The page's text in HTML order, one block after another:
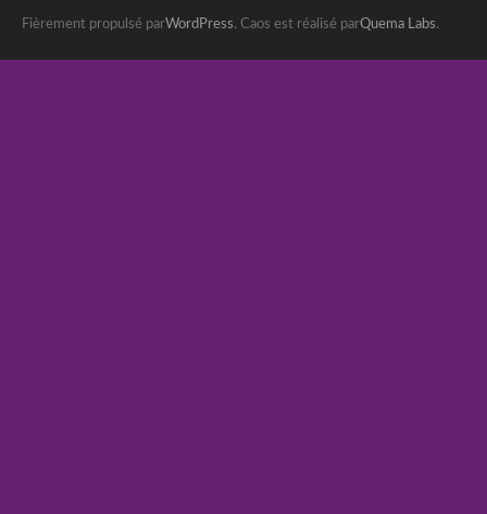
Fièrement propulsé parWordPress. Caos est réalisé parQuema Labs.